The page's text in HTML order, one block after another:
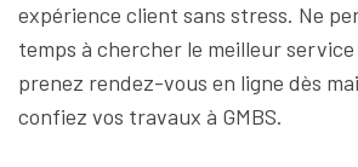
expérience client sans stress. Ne
temps à chercher le meilleur
prenez rendez-vous en ligne dès
confiez vos travaux à GMBS.